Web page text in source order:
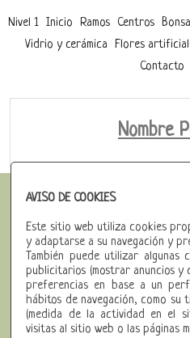
AVISO DE COOKIES
Este sitio web utiliza cookies
y adaptarse a su navegación y
También puede utilizar
publicitarios (mostrar anuncios y
preferencias en base a un
hábitos de navegación, como su
(medida de la actividad en el
visitas al sitio web o las páginas
Nivel 1 Inicio Ramos Centros
Vidrio y cerámica Flores
Contacto
Nombre
Muralla Sant
08241 - Manresa
93 872 68 37
Fax: 93 872 68 37